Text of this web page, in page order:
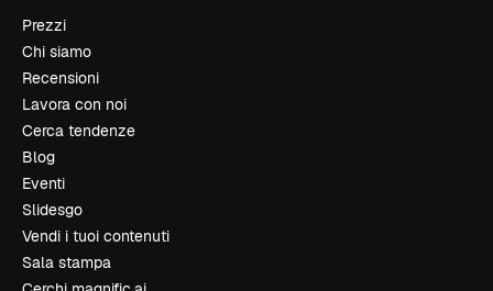
Prezzi
Chi siamo
Recensioni
Lavora con noi
Cerca tendenze
Blog
Eventi
Slidesgo
Vendi i tuoi contenuti
Sala stampa